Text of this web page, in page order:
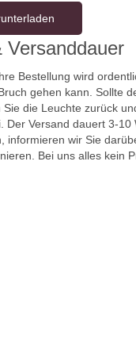
Versanddauer
Bestellung wird
gehen kann. Sollte
die Leuchte zurück
Der Versand dauert 3-10
informieren wir Sie
Bei uns alles kein